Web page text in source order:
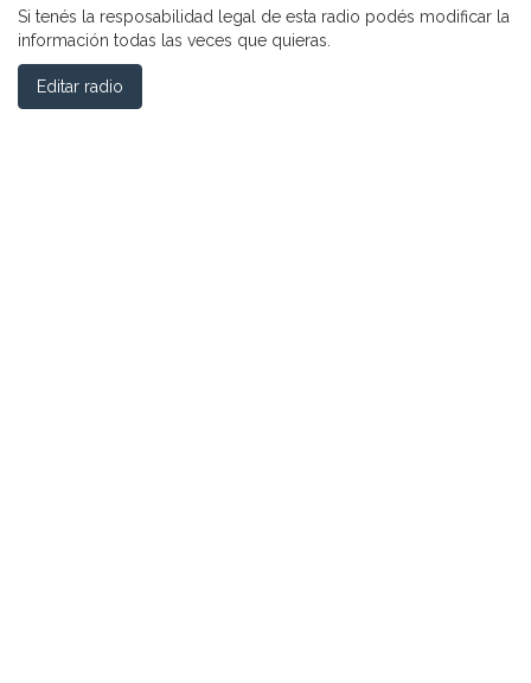
Si tenés la resposabilidad legal de esta radio podés modificar la
información todas las veces que quieras.
Editar radio